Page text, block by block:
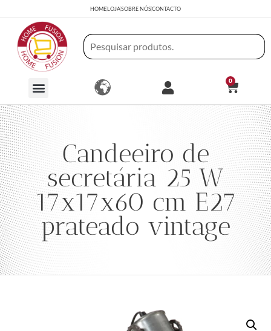
HOMELOJASOBRE NÓSCONTACTO
0
Candeeiro de
secretária 25 W
17x17x60 cm E27
prateado vintage